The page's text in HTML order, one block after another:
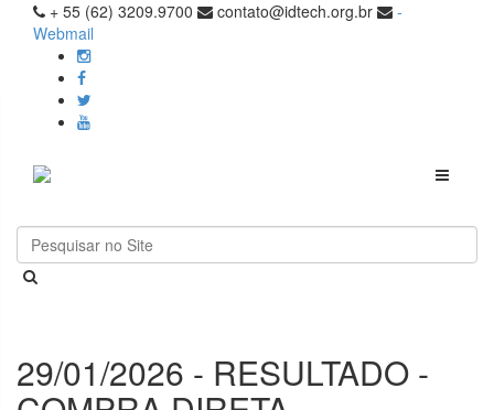
+ 55 (62) 3209.9700 contato@idtech.org.br
-
Webmail
Toggle
29/01/2026 - RESULTADO -